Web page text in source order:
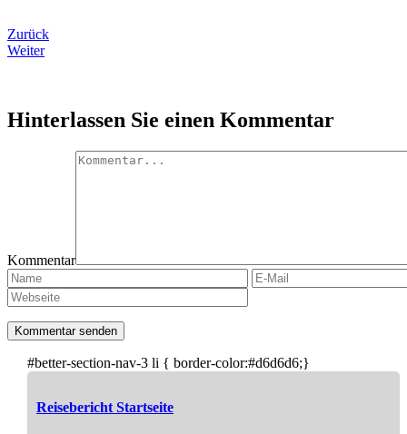
Zurück
Weiter
Hinterlassen Sie einen Kommentar
Kommentar
#better-section-nav-3 li { border-color:#d6d6d6;}
Reisebericht Startseite